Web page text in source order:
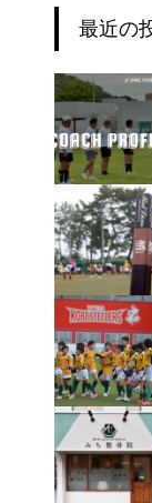
最近の